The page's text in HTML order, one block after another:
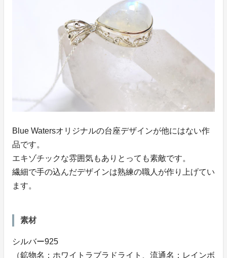
Blue Watersオリジナルの台座デザインが他にはない作
品です。
エキゾチックな雰囲気もありとっても素敵です。
繊細で手の込んだデザインは熟練の職人が作り上げてい
ます。
素材
シルバー925
（鉱物名：ホワイトラブラドライト、流通名：レインボ